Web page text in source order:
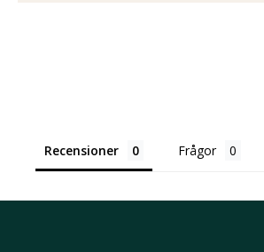
Recensioner Frågor